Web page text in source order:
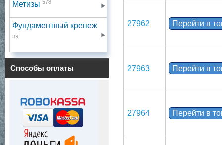
Метизы 578
Фундаментный крепеж
39
Способы оплаты
27962 Перейти в
27963 Перейти в
27964 Перейти в